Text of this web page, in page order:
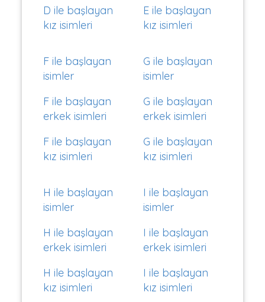
D ile başlayan
kız isimleri
E ile başlayan
kız isimleri
F ile başlayan
isimler
F ile başlayan
erkek isimleri
F ile başlayan
kız isimleri
G ile başlayan
isimler
G ile başlayan
erkek isimleri
G ile başlayan
kız isimleri
H ile başlayan
isimler
H ile başlayan
erkek isimleri
H ile başlayan
kız isimleri
I ile başlayan
isimler
I ile başlayan
erkek isimleri
I ile başlayan
kız isimleri